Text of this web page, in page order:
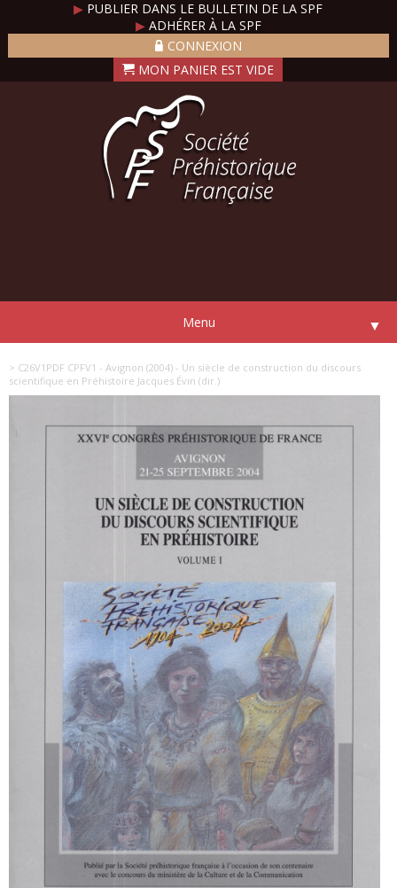
▶ PUBLIER DANS LE BULLETIN DE LA SPF
▶ADHÉRER À LA SPF
CONNEXION
Menu ▼
> C26V1PDF CPFV1 - Avignon (2004) - Un siècle de construction du discours
scientifique en Préhistoire Jacques Évin (dir.)